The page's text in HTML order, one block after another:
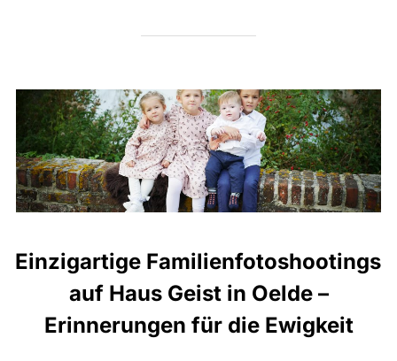
Einzigartige Familienfotoshootings
auf Haus Geist in Oelde –
Erinnerungen für die Ewigkeit